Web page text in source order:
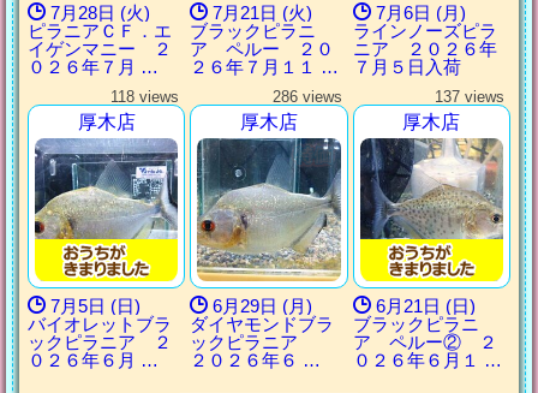
7月28日 (火)
ピラニアＣＦ．エ
イゲンマニー ２
０２６年７月 …
7月21日 (火)
ブラックピラニ
ア ペルー ２０
２６年７月１１ …
7月6日 (月)
ラインノーズピラ
ニア ２０２６年
７月５日入荷
118 views
厚木店
7月5日 (日)
バイオレットブラ
ックピラニア ２
０２６年６月 …
286 views
厚木店
6月29日 (月)
ダイヤモンドブラ
ックピラニア
２０２６年６ …
137 views
厚木店
6月21日 (日)
ブラックピラニ
ア ペルー② ２
０２６年６月１ …